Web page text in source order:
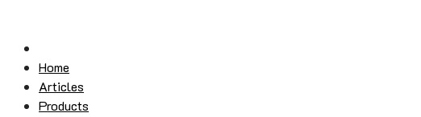
content
Home
Articles
Products